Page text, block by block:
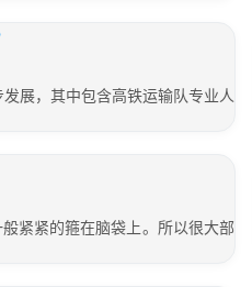
展，其中包含高铁运输队专业人
紧紧的箍在脑袋上。所以很大部